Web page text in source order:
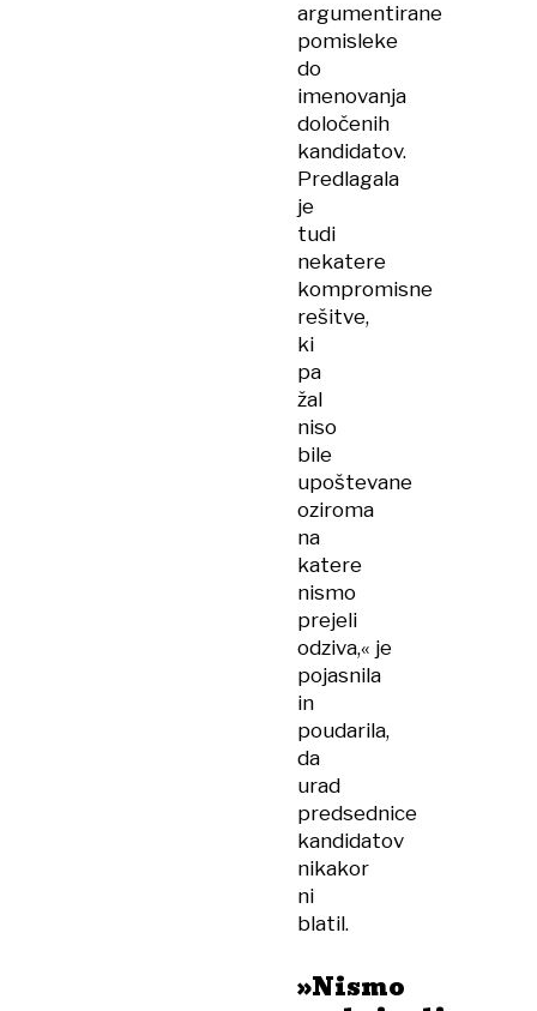
argumentirane
pomisleke
do
imenovanja
določenih
kandidatov.
Predlagala
je
tudi
nekatere
kompromisne
rešitve,
ki
pa
žal
niso
bile
upoštevane
oziroma
na
katere
nismo
prejeli
odziva,« je
pojasnila
in
poudarila,
da
urad
predsednice
kandidatov
nikakor
ni
blatil.
»Nismo